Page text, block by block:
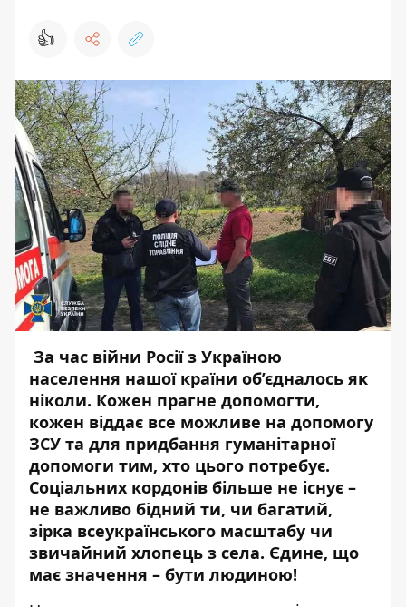
👍
За час війни Росії з Україною
населення нашої країни об’єдналось як
ніколи. Кожен прагне допомогти,
кожен віддає все можливе на допомогу
ЗСУ та для придбання гуманітарної
допомоги тим, хто цього потребує.
Соціальних кордонів більше не існує –
не важливо бідний ти, чи багатий,
зірка всеукраїнського масштабу чи
звичайний хлопець з села. Єдине, що
має значення – бути людиною!